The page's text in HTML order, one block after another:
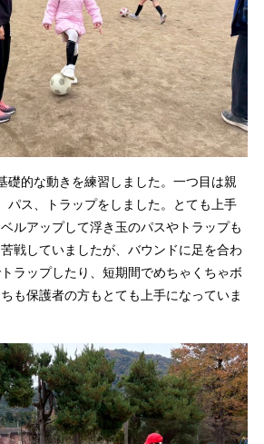
礎的な動きを練習しました。一つ目は親
パス、トラップをしました。とても上手
ルアップして浮き玉のパスやトラップも
戦していましたが、バウンドに足を合わ
ラップしたり、短期間でめちゃくちゃボ
も保護者の方もとても上手になっていま